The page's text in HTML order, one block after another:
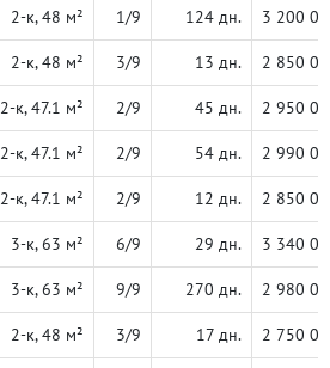
2-к, 48 м² 1/9 124 дн. 3 200
2-к, 48 м² 3/9 13 дн. 2 850
2-к, 47.1 м² 2/9 45 дн. 2 950
2-к, 47.1 м² 2/9 54 дн. 2 990
2-к, 47.1 м² 2/9 12 дн. 2 850
3-к, 63 м² 6/9 29 дн. 3 340
3-к, 63 м² 9/9 270 дн. 2 980
2-к, 48 м² 3/9 17 дн. 2 750